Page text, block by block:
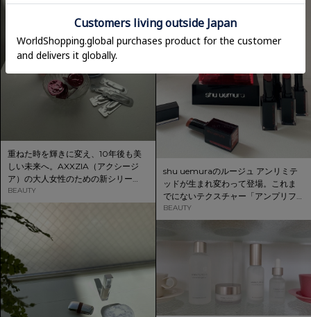
重ねた時を輝きに変え、10年後も美
しい未来へ。AXXZIA（アクシージ
ア）の大人女性のための新シリー
ズ”エイジーセオリー”をご紹介いたし
ます。
BEAUTY
shu uemuraのルージュ アンリミテ
ッドが生まれ変わって登場。これま
でにないテクスチャー「アンプリフ
ァイド」をお試しあれ。
BEAUTY